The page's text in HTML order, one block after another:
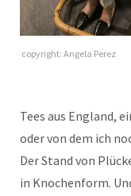
copyright: Angela Perez
Tees aus England,
oder von dem ich
Der Stand von
in Knochenform.